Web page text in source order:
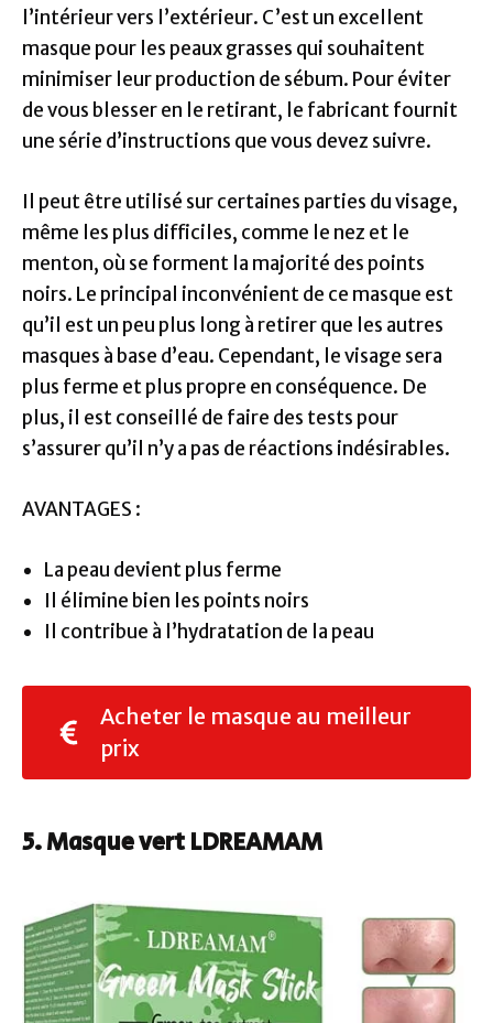
l’intérieur vers l’extérieur. C’est un excellent
masque pour les peaux grasses qui souhaitent
minimiser leur production de sébum. Pour éviter
de vous blesser en le retirant, le fabricant fournit
une série d’instructions que vous devez suivre.
Il peut être utilisé sur certaines parties du visage,
même les plus difficiles, comme le nez et le
menton, où se forment la majorité des points
noirs. Le principal inconvénient de ce masque est
qu’il est un peu plus long à retirer que les autres
masques à base d’eau. Cependant, le visage sera
plus ferme et plus propre en conséquence. De
plus, il est conseillé de faire des tests pour
s’assurer qu’il n’y a pas de réactions indésirables.
AVANTAGES :
La peau devient plus ferme
Il élimine bien les points noirs
Il contribue à l’hydratation de la peau
Acheter le masque au meilleur
prix
5. Masque vert LDREAMAM